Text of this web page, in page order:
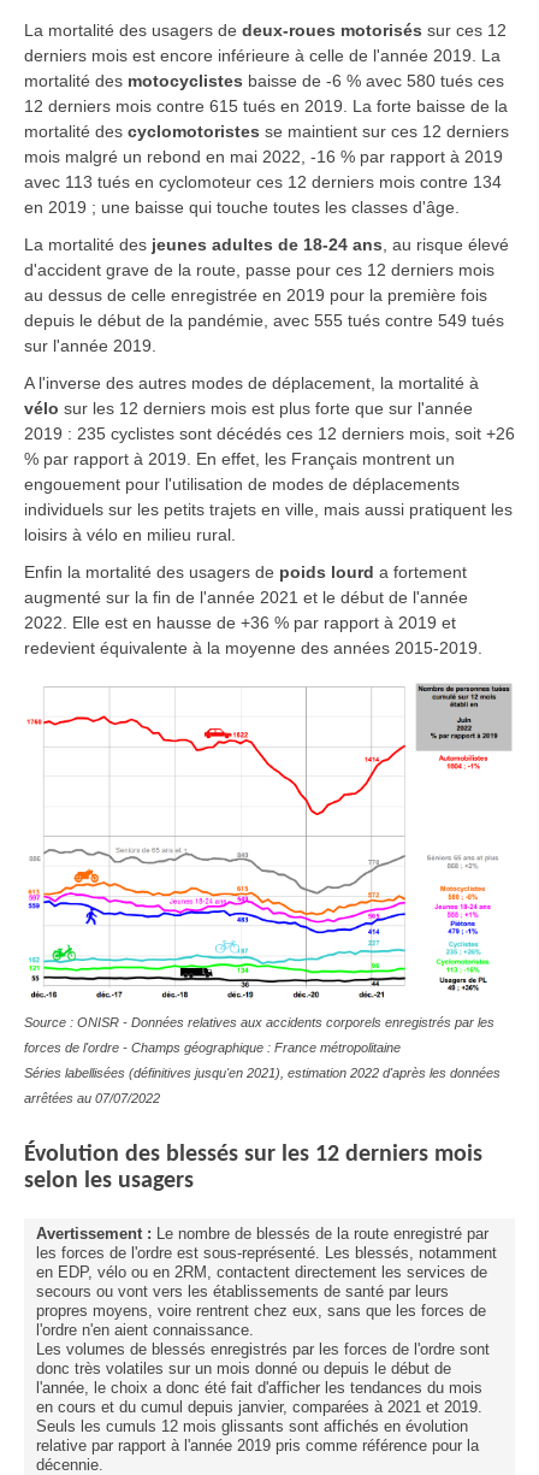
La mortalité des usagers de deux-roues motorisés sur ces 12
derniers mois est encore inférieure à celle de l'année 2019. La
mortalité des motocyclistes baisse de -6 % avec 580 tués ces
12 derniers mois contre 615 tués en 2019. La forte baisse de la
mortalité des cyclomotoristes se maintient sur ces 12 derniers
mois malgré un rebond en mai 2022, -16 % par rapport à 2019
avec 113 tués en cyclomoteur ces 12 derniers mois contre 134
en 2019 ; une baisse qui touche toutes les classes d'âge.
La mortalité des jeunes adultes de 18-24 ans , au risque élevé
d'accident grave de la route, passe pour ces 12 derniers mois
au dessus de celle enregistrée en 2019 pour la première fois
depuis le début de la pandémie, avec 555 tués contre 549 tués
sur l'année 2019.
A l'inverse des autres modes de déplacement, la mortalité à
vélo sur les 12 derniers mois est plus forte que sur l'année
2019 : 235 cyclistes sont décédés ces 12 derniers mois, soit +26
% par rapport à 2019. En effet, les Français montrent un
engouement pour l'utilisation de modes de déplacements
individuels sur les petits trajets en ville, mais aussi pratiquent les
loisirs à vélo en milieu rural.
Enfin la mortalité des usagers de poids lourd a fortement
augmenté sur la fin de l'année 2021 et le début de l'année
2022. Elle est en hausse de +36 % par rapport à 2019 et
redevient équivalente à la moyenne des années 2015-2019.
Source : ONISR - Données relatives aux accidents corporels enregistrés par les
forces de l'ordre - Champs géographique : France métropolitaine
Séries labellisées (définitives jusqu'en 2021), estimation 2022 d'après les données
arrêtées au 07/07/2022
Évolution des blessés sur les 12 derniers mois
selon les usagers
Avertissement : Le nombre de blessés de la route enregistré par
les forces de l'ordre est sous-représenté. Les blessés, notamment
en EDP, vélo ou en 2RM, contactent directement les services de
secours ou vont vers les établissements de santé par leurs
propres moyens, voire rentrent chez eux, sans que les forces de
l'ordre n'en aient connaissance.
Les volumes de blessés enregistrés par les forces de l'ordre sont
donc très volatiles sur un mois donné ou depuis le début de
l'année, le choix a donc été fait d'afficher les tendances du mois
en cours et du cumul depuis janvier, comparées à 2021 et 2019.
Seuls les cumuls 12 mois glissants sont affichés en évolution
relative par rapport à l'année 2019 pris comme référence pour la
décennie.